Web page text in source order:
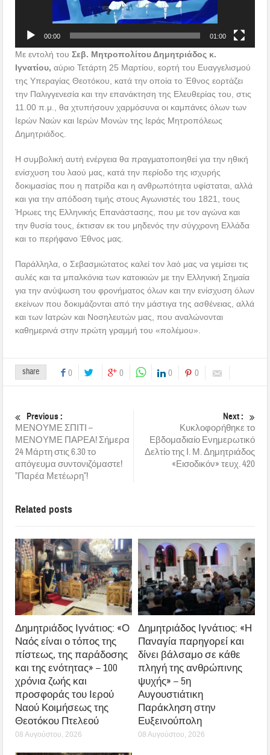
00:00 01:00
Με εντολή τουΣεβ. Μητροπολίτου Δημητριάδος κ.
Ιγνατίου, αύριο Τετάρτη 25 Μαρτίου, εορτή του Ευαγγελισμού
της Υπεραγίας Θεοτόκου, κατά την οποία το Έθνος εορτάζει
την Παλιγγενεσία και την επανάκτηση της Ελευθερίας του, στις
11.00 π.μ., θα χτυπήσουν χαρμόσυνα οι καμπάνες όλων των
Ιερών Ναών και Ιερών Μονών της Ιεράς Μητροπόλεως
Δημητριάδος.
Η συμβολική αυτή ενέργεια θα πραγματοποιηθεί για την ηθική
ενίσχυση του λαού μας, κατά την περίοδο της ισχυρής
δοκιμασίας που η πατρίδα και η ανθρωπότητα υφίσταται, αλλά
και για την απόδοση τιμής στους Αγωνιστές του 1821, τους
Ήρωες της Ελληνικής Επανάστασης, που με τον αγώνα και
την θυσία τους, έκτισαν εκ του μηδενός την σύγχρονη Ελλάδα
και το περήφανο Έθνος μας.
Παράλληλα, ο Σεβασμιώτατος καλεί τον λαό μας να γεμίσει τις
αυλές και τα μπαλκόνια των κατοικιών με την Ελληνική Σημαία
για την ανύψωση του φρονήματος όλων και την ενίσχυση όλων
εκείνων που δοκιμάζονται από την μάστιγα της ασθένειας, αλλά
και των Ιατρών και Νοσηλευτών μας, που αναλώνονται
καθημερινά στην πρώτη γραμμή του «πολέμου».
share 0 0 0 0
Previous :
ΜΕΝΟΥΜΕ ΣΠΙΤΙ –
ΜΕΝΟΥΜΕ ΠΑΡΕΑ! Σήμερα
24 Μάρτη στις 6.30 το
απόγευμα συντονιζόμαστε!
”Παρέα Μετέωρη”!
Next :
Κυκλοφορήθηκε το
Εβδομαδιαίο Ενημερωτικό
Δελτίο της Ι. Μ. Δημητριάδος
«Εισοδικόν» τευχ. 420
Related posts
Δημητριάδος Ιγνάτιος: «Ο
Ναός είναι ο τόπος της
πίστεως, της παράδοσης
και της ενότητας» – 100
χρόνια ζωής και
προσφοράς του Ιερού
Ναού Κοιμήσεως της
Θεοτόκου Πτελεού
08 Αυγούστου, 2026
Δημητριάδος Ιγνάτιος: «Η
Παναγία παρηγορεί και
δίνει βάλσαμο σε κάθε
πληγή της ανθρώπινης
ψυχής» – 5η
Αυγουστιάτικη
Παράκληση στην
Ευξεινούπολη
08 Αυγούστου, 2026